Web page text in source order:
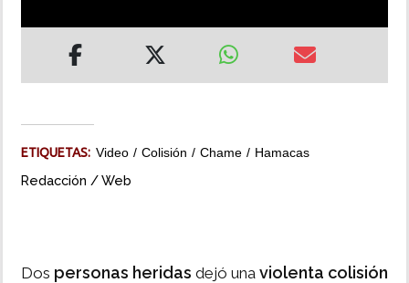
ETIQUETAS: Video Colisión Chame Hamacas
Redacción / Web
Dos personas heridas dejó una violenta colisión